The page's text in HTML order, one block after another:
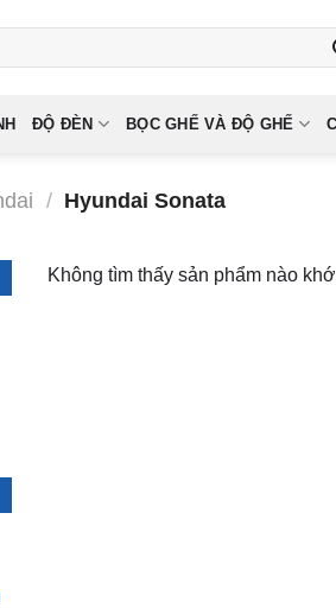
ĐỘ ĐÈN BỌC GHẾ VÀ ĐỘ GHẾ
/ Hyundai Sonata
Không tìm thấy sản phẩm nào